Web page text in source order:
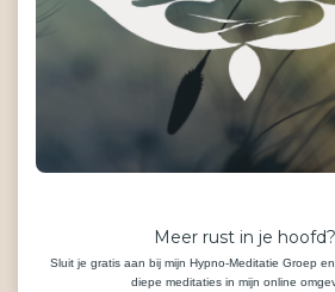
Meer rust in je hoofd?
Sluit je gratis aan bij mijn Hypno-Meditatie Groep
diepe meditaties in mijn online